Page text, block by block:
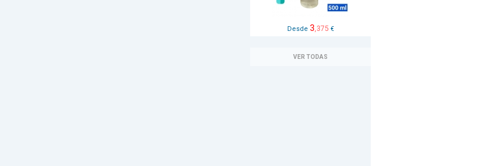
Desde 3,375 €
VER TODAS